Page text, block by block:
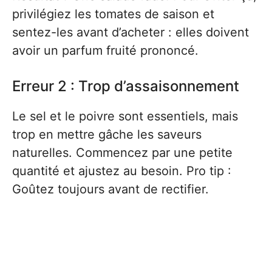
privilégiez les tomates de saison et
sentez-les avant d’acheter : elles doivent
avoir un parfum fruité prononcé.
Erreur 2 : Trop d’assaisonnement
Le sel et le poivre sont essentiels, mais
trop en mettre gâche les saveurs
naturelles. Commencez par une petite
quantité et ajustez au besoin. Pro tip :
Goûtez toujours avant de rectifier.